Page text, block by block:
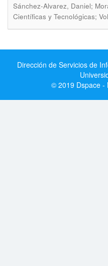
Sánchez-Alvarez, Daniel;
Científicas y Tecnológicas;
Dirección de Servicios de
© 2019 Dspace -